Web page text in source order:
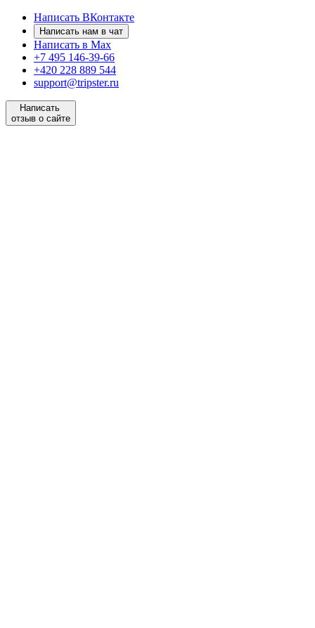
Написать ВКонтакте
Написать нам в чат
Написать в Max
+7 495 146-39-66
+420 228 889 544
support@tripster.ru
Написать
отзыв о сайте